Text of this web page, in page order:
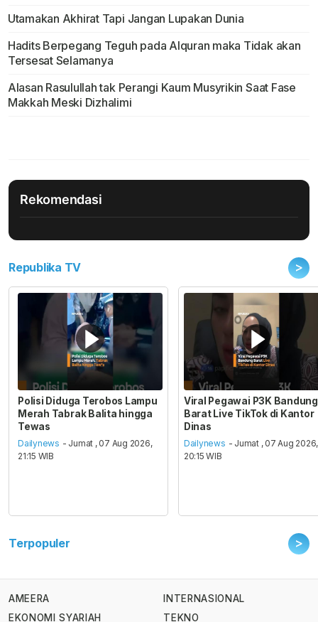
Utamakan Akhirat Tapi Jangan Lupakan Dunia
Hadits Berpegang Teguh pada Alquran maka Tidak akan
Tersesat Selamanya
Alasan Rasulullah tak Perangi Kaum Musyrikin Saat Fase
Makkah Meski Dizhalimi
Rekomendasi
Republika TV >
Polisi Diduga Terobos Lampu
Merah Tabrak Balita hingga
Tewas
Dailynews - Jumat , 07 Aug 2026,
21:15 WIB
Viral Pegawai P3K Bandung
Barat Live TikTok di Kantor
Dinas
Dailynews - Jumat , 07 Aug 2026,
20:15 WIB
Terpopuler >
AMEERA
EKONOMI SYARIAH
INTERNASIONAL
TEKNO